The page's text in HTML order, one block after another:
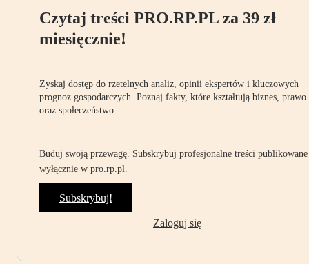
Czytaj treści PRO.RP.PL za 39 zł
miesięcznie!
Zyskaj dostęp do rzetelnych analiz, opinii ekspertów i kluczowych
prognoz gospodarczych. Poznaj fakty, które kształtują biznes, prawo
oraz społeczeństwo.
Buduj swoją przewagę. Subskrybuj profesjonalne treści publikowane
wyłącznie w pro.rp.pl.
Subskrybuj!
Zaloguj się